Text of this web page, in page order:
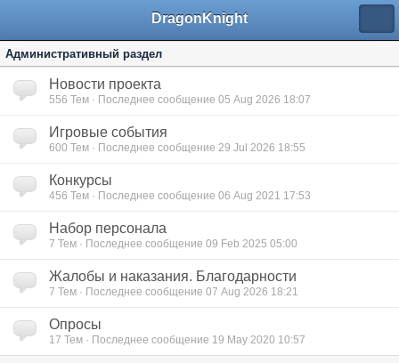
DragonKnight
Административный раздел
Новости проекта
556 Тем · Последнее сообщение 05 Aug 2026 18:07
Игровые события
600 Тем · Последнее сообщение 29 Jul 2026 18:55
Конкурсы
456 Тем · Последнее сообщение 06 Aug 2021 17:53
Набор персонала
7 Тем · Последнее сообщение 09 Feb 2025 05:00
Жалобы и наказания. Благодарности
7 Тем · Последнее сообщение 07 Aug 2026 18:21
Опросы
17 Тем · Последнее сообщение 19 May 2020 10:57